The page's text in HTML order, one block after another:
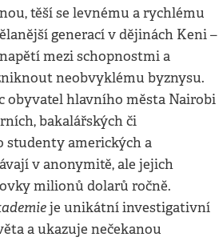
těší se levnému a rychlému
generací v dějinách Keni –
mezi schopnostmi a
neobvyklému byznysu.
obyvatel hlavního města Nairobi
bakalářských či
studenty amerických a
v anonymitě, ale jejich
milionů dolarů ročně.
je unikátní investigativní
a ukazuje nečekanou